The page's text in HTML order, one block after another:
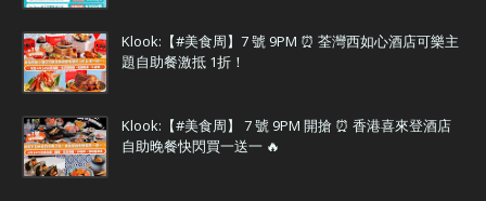
Klook:【#美食周】7 號 9PM ⏰ 荃灣西如心酒店可樂主
題自助餐激抵 1折！
Klook:【#美食周】 7 號 9PM 開搶 ⏰ 香港喜來登酒店
自助晚餐快閃買一送一 🔥